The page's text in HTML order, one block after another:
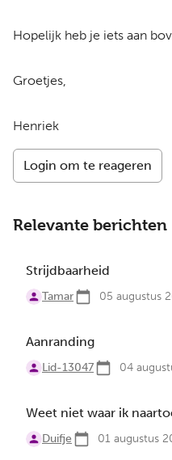
Hopelijk heb je iets aan
Groetjes,
Henriek
Login om te reageren
Relevante berichten
Strijdbaarheid
Tamar 05 augustus
Aanranding
Lid-13047 04
Weet niet waar ik
Duifje 01 augustus